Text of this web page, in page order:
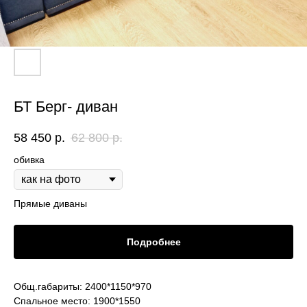
БТ Берг- диван
58 450 р. 62 800 р.
обивка
Прямые диваны
Подробнее
Общ.габариты: 2400*1150*970
Спальное место: 1900*1550